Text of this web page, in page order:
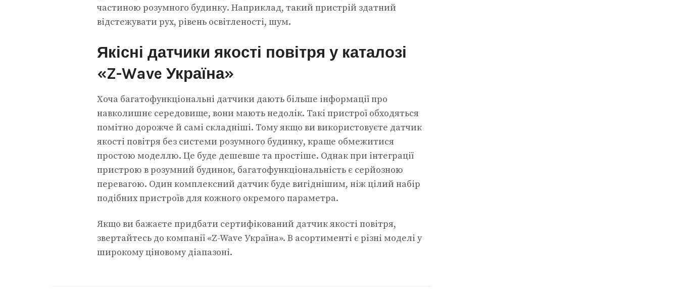
частиною розумного будинку. Наприклад, такий пристрій здатний
відстежувати рух, рівень освітленості, шум.
Якісні датчики якості повітря у каталозі
«Z-Wave Україна»
Хоча багатофункціональні датчики дають більше інформації про
навколишнє середовище, вони мають недолік. Такі пристрої обходяться
помітно дорожче й самі складніші. Тому якщо ви використовуєте датчик
якості повітря без системи розумного будинку, краще обмежитися
простою моделлю. Це буде дешевше та простіше. Однак при інтеграції
пристрою в розумний будинок, багатофункціональність є серйозною
перевагою. Один комплексний датчик буде вигіднішим, ніж цілий набір
подібних пристроїв для кожного окремого параметра.
Якщо ви бажаєте придбати сертифікований датчик якості повітря,
звертайтесь до компанії «Z-Wave Україна». В асортименті є різні моделі у
широкому ціновому діапазоні.